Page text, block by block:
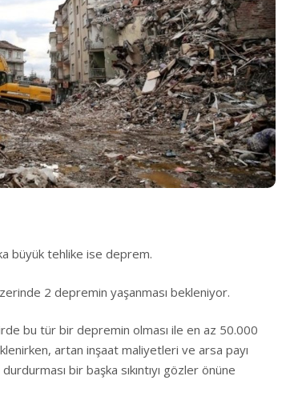
büyük tehlike ise deprem.
2 depremin yaşanması bekleniyor.
bu tür bir depremin olması ile en az 50.000
artan inşaat maliyetleri ve arsa payı
bir başka sıkıntıyı gözler önüne